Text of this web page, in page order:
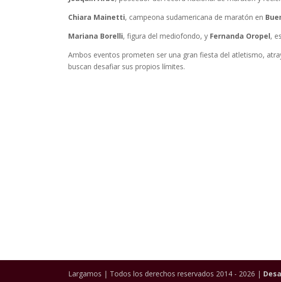
Chiara Mainetti, campeona sudamericana de maratón en
Mariana Borelli, figura del mediofondo, y Fernanda Oropel,
Ambos eventos prometen ser una gran fiesta del atletismo,
buscan desafiar sus propios límites.
Largamos | Todos los derechos reservados 2014 - 2026 |